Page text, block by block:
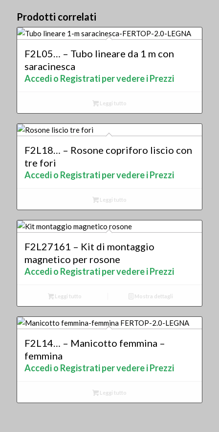
Prodotti correlati
F2L05… – Tubo lineare da 1 m con
saracinesca
Accedi o Registrati per vedere i Prezzi
Leggi tutto
F2L18… – Rosone copriforo liscio con
tre fori
Accedi o Registrati per vedere i Prezzi
Leggi tutto
F2L27161 – Kit di montaggio
magnetico per rosone
Accedi o Registrati per vedere i Prezzi
Leggi tutto Mostra dettagli
F2L14… – Manicotto femmina –
femmina
Accedi o Registrati per vedere i Prezzi
Leggi tutto